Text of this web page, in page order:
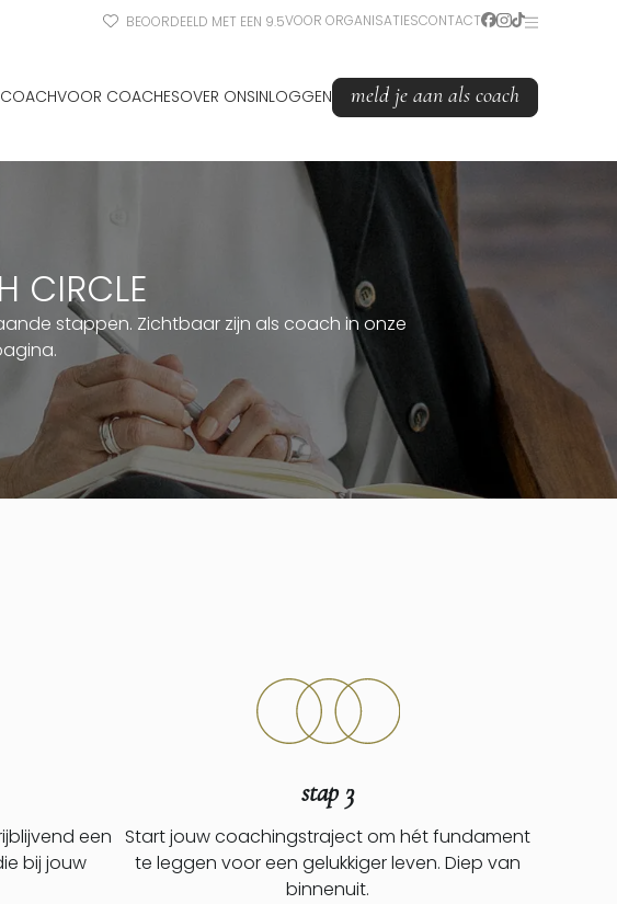
BEOORDEELD MET EEN 9.5VOOR ORGANISATIESCONTACT
VOOR COACHESOVER ONSINLOGGEN meld je aan als coach
CIRCLE
stappen. Zichtbaar zijn als coach in onze
een
bij jouw
stap 3
Start jouw coachingstraject om hét fundament
te leggen voor een gelukkiger leven. Diep van
binnenuit.